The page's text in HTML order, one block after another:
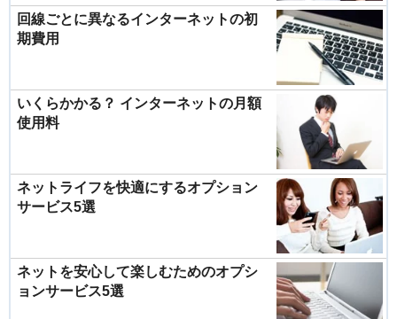
回線ごとに異なるインターネットの初
期費用
いくらかかる？ インターネットの月額
使用料
ネットライフを快適にするオプション
サービス5選
ネットを安心して楽しむためのオプシ
ョンサービス5選